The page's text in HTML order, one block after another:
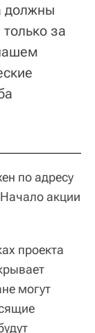
должны
за
по адресу
акции
проекта
могут